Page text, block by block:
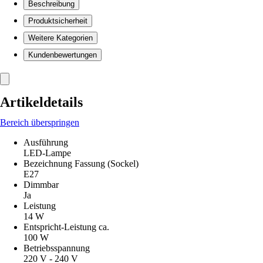
Beschreibung
Produktsicherheit
Weitere Kategorien
Kundenbewertungen
Artikeldetails
Bereich überspringen
Ausführung
LED-Lampe
Bezeichnung Fassung (Sockel)
E27
Dimmbar
Ja
Leistung
14 W
Entspricht-Leistung ca.
100 W
Betriebsspannung
220 V - 240 V